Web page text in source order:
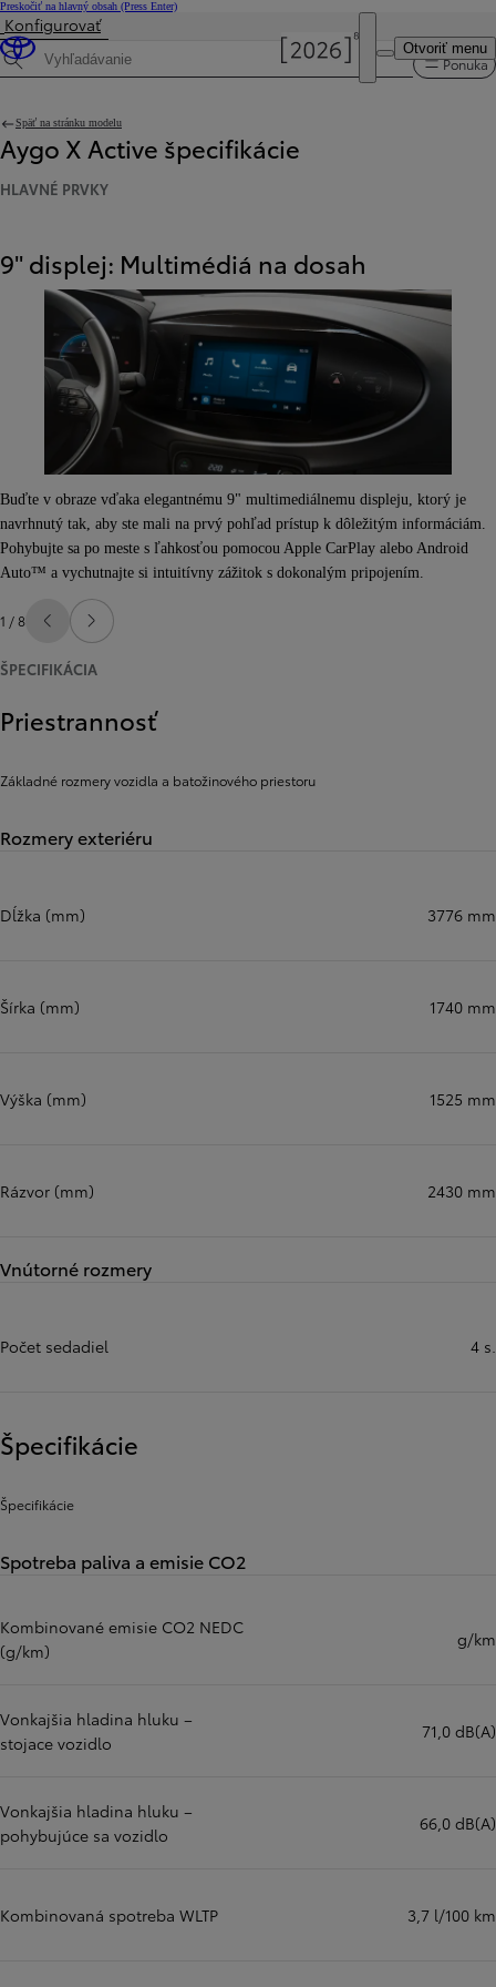
Preskočiť na hlavný obsah (Press Enter)
Otvoriť menu
Cena je aktualizovaná Cena vašej konfigurácie je 17 190 €.
Konfigurovať
Hľadaná špecifikácia Ponuka
Späť na stránku modelu
Aygo X Active špecifikácie
HLAVNÉ PRVKY
9" displej: Multimédiá na dosah
Buďte v obraze vďaka elegantnému 9" multimediálnemu displeju, ktorý je
navrhnutý tak, aby ste mali na prvý pohľad prístup k dôležitým informáciám.
Pohybujte sa po meste s ľahkosťou pomocou Apple CarPlay alebo Android
Auto™ a vychutnajte si intuitívny zážitok s dokonalým pripojením.
1 / 8 Predchádzajúca stránka
Ďalšia stránka
ŠPECIFIKÁCIA
Priestrannosť
Základné rozmery vozidla a batožinového priestoru
Rozmery exteriéru
Dĺžka (mm) 3776 mm
Šírka (mm) 1740 mm
Výška (mm) 1525 mm
Rázvor (mm) 2430 mm
Vnútorné rozmery
Počet sedadiel 4 s.
Špecifikácie
Špecifikácie
Spotreba paliva a emisie CO2
Kombinované emisie CO2 NEDC
(g/km)
g/km
Vonkajšia hladina hluku –
stojace vozidlo
71,0 dB(A)
Vonkajšia hladina hluku –
pohybujúce sa vozidlo
66,0 dB(A)
Kombinovaná spotreba WLTP 3,7 l/100 km